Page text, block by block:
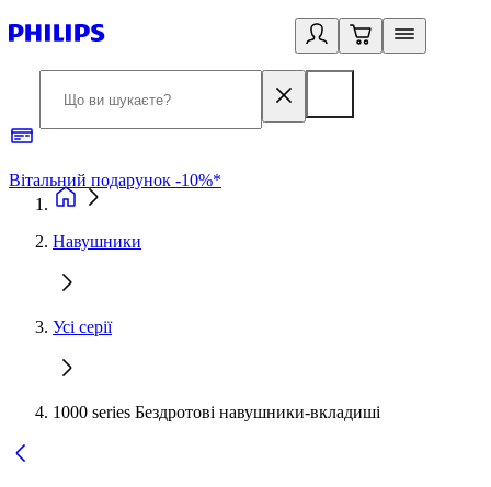
Вітальний подарунок -10%*
Навушники
Усі серії
1000 series Бездротові навушники-вкладиші